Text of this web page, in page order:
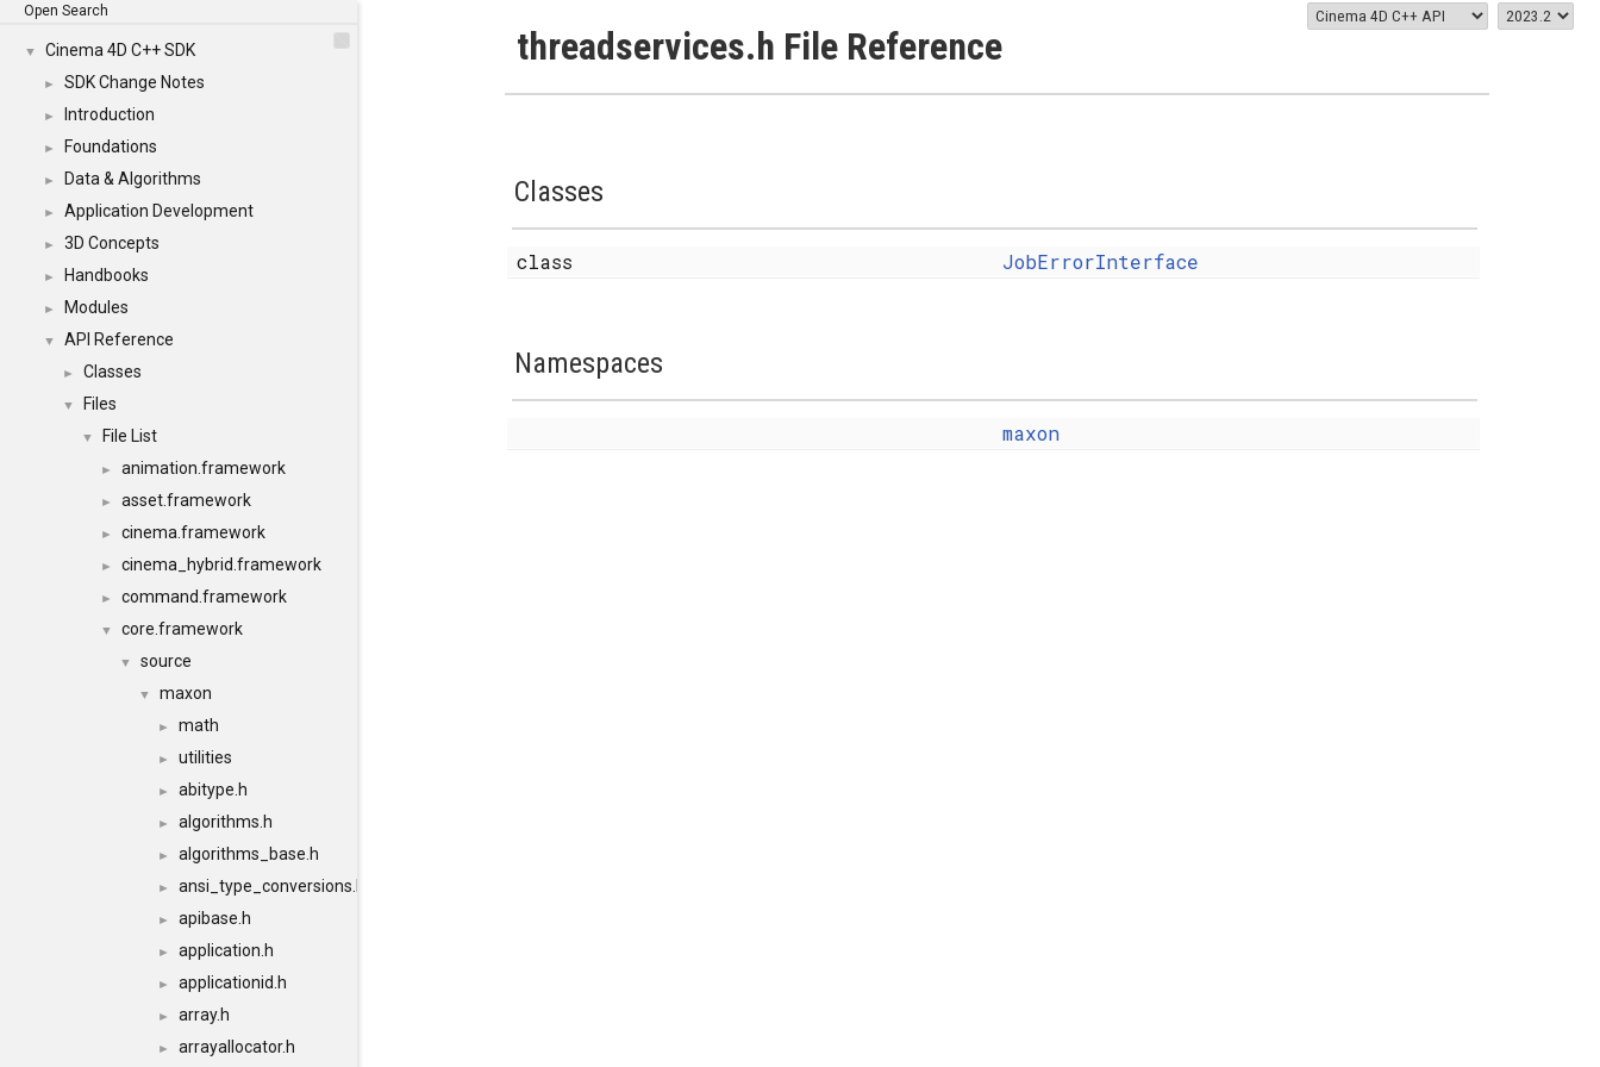
Open Search
▼ Cinema 4D C++ SDK
► SDK Change Notes
► Introduction
► Foundations
► Data & Algorithms
► Application Development
► 3D Concepts
► Handbooks
► Modules
▼ API Reference
► Classes
▼ Files
▼ File List
► animation.framework
► asset.framework
► cinema.framework
► cinema_hybrid.framework
► command.framework
▼ core.framework
▼ source
▼ maxon
► math
► utilities
► abitype.h
► algorithms.h
► algorithms_base.h
► ansi_type_conversions.h
► apibase.h
► application.h
► applicationid.h
► array.h
► arrayallocator.h
threadservices.h File Reference
Classes
class JobErrorInterface
Namespaces
maxon